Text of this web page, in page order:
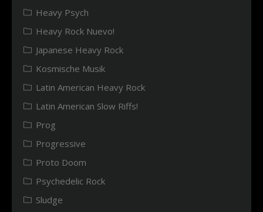
Heavy Psych
Heavy Rock Nuevo!
Japanese Heavy Rock
Kosmische Musik
Latin American Heavy Rock
Latin American Slow Riffs!
Prog
Progressive
Proto Doom
Psychedelic Rock
Sludge